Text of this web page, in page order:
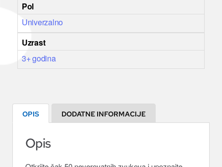
Pol
Univerzalno
Uzrast
3+ godina
OPIS DODATNE INFORMACIJE
Opis